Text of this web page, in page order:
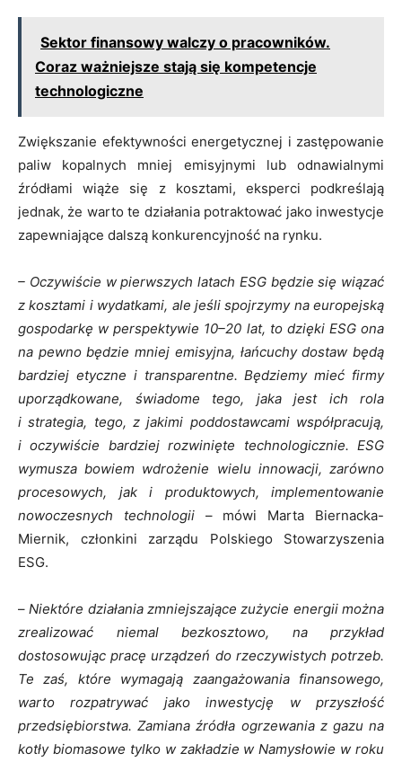
Sektor finansowy walczy o pracowników.
Coraz ważniejsze stają się kompetencje
technologiczne
Zwiększanie efektywności energetycznej i zastępowanie
paliw kopalnych mniej emisyjnymi lub odnawialnymi
źródłami wiąże się z kosztami, eksperci podkreślają
jednak, że warto te działania potraktować jako inwestycje
zapewniające dalszą konkurencyjność na rynku.
– Oczywiście w pierwszych latach ESG będziesię wiązać
z kosztami i wydatkami, ale jeśli spojrzymy na europejską
gospodarkę w perspektywie 10–20 lat, to dzięki ESG ona
na pewno będzie mniej emisyjna, łańcuchy dostaw będą
bardziej etyczne i transparentne. Będziemy mieć firmy
uporządkowane, świadome tego, jaka jest ich rola
i strategia, tego, z jakimi poddostawcami współpracują,
i oczywiście bardziej rozwinięte technologicznie. ESG
wymusza bowiem wdrożenie wielu innowacji, zarówno
procesowych, jak i produktowych, implementowanie
nowoczesnych technologii – mówi Marta Biernacka-
Miernik, członkini zarządu Polskiego Stowarzyszenia
ESG.
– Niektóre działania zmniejszające zużycie energii można
zrealizować niemal bezkosztowo, na przykład
dostosowując pracę urządzeń do rzeczywistych potrzeb.
Te zaś, które wymagają zaangażowania finansowego,
warto rozpatrywać jako inwestycję w przyszłość
przedsiębiorstwa. Zamiana źródła ogrzewania z gazu na
kotły biomasowe tylko w zakładzie w Namysłowie w roku